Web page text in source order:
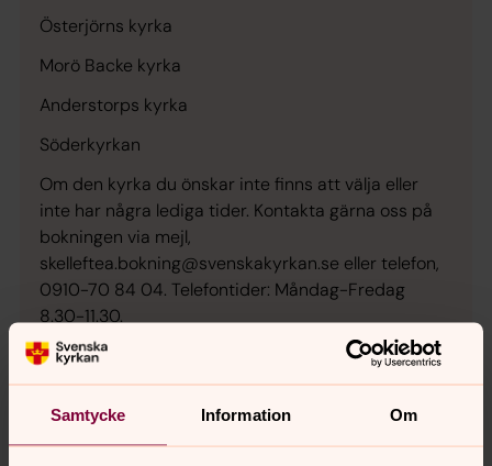
Samtycke Information Om
Österjörns kyrka
Morö Backe kyrka
Anderstorps kyrka
Söderkyrkan
Om den kyrka du önskar inte finns att välja eller
inte har några lediga tider. Kontakta gärna oss på
bokningen via mejl,
skelleftea.bokning@svenskakyrkan.se eller telefon,
0910-70 84 04. Telefontider: Måndag-Fredag
8.30-11.30.